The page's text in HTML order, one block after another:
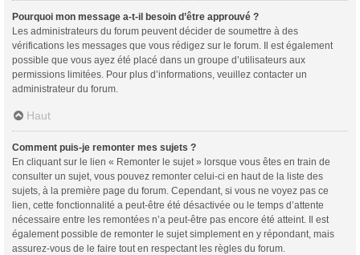
Pourquoi mon message a-t-il besoin d’être approuvé ?
Les administrateurs du forum peuvent décider de soumettre à des
vérifications les messages que vous rédigez sur le forum. Il est également
possible que vous ayez été placé dans un groupe d’utilisateurs aux
permissions limitées. Pour plus d’informations, veuillez contacter un
administrateur du forum.
Haut
Comment puis-je remonter mes sujets ?
En cliquant sur le lien « Remonter le sujet » lorsque vous êtes en train de
consulter un sujet, vous pouvez remonter celui-ci en haut de la liste des
sujets, à la première page du forum. Cependant, si vous ne voyez pas ce
lien, cette fonctionnalité a peut-être été désactivée ou le temps d’attente
nécessaire entre les remontées n’a peut-être pas encore été atteint. Il est
également possible de remonter le sujet simplement en y répondant, mais
assurez-vous de le faire tout en respectant les règles du forum.